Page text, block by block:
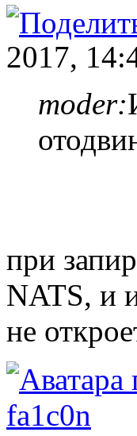
2017,
moder:
при
NATS, и
не
fa1c0n